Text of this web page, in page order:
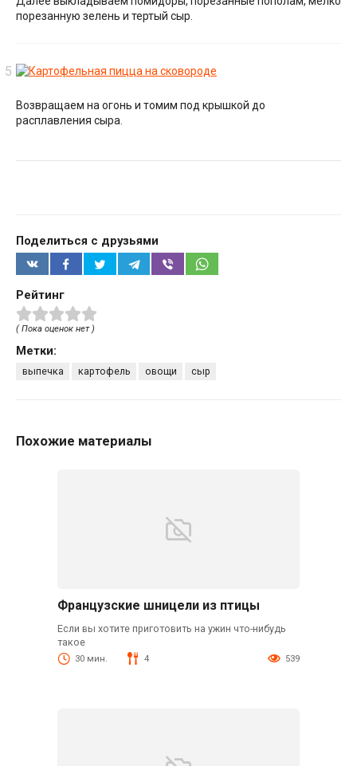
порезанную зелень и тертый сыр.
Возвращаем на огонь и томим под крышкой до
расплавления сыра.
Поделиться с друзьями
Рейтинг
( Пока оценок нет )
Метки:
выпечка картофель овощи сыр
Похожие материалы
Французские шницели из птицы
Если вы хотите приготовить на ужин что-нибудь
такое
30 мин. 4 539